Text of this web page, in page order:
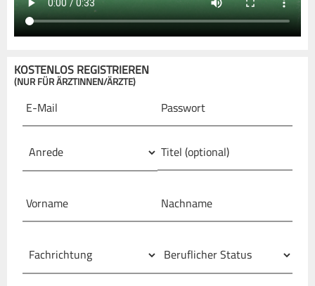
KOSTENLOS REGISTRIEREN
(NUR FÜR ÄRZTINNEN/ÄRZTE)